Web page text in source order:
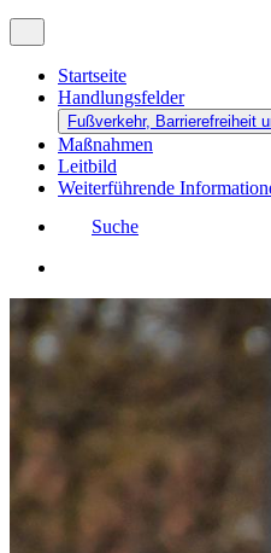
Startseite
Handlungsfelder
Fußverkehr, Barrierefreiheit
Maßnahmen
Leitbild
Weiterführende
Suche